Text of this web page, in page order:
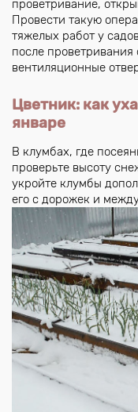
проветривание,
Провести такую
тяжелых работ у
после
вентиляционные
Цветник: как
январе
В клумбах, где
проверьте высоту
укройте клумбы
его с дорожек и